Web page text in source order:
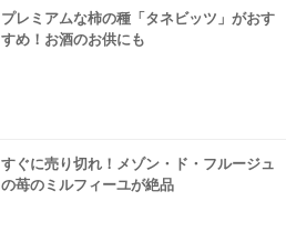
プレミアムな柿の種「タネビッツ」がおす
すめ！お酒のお供にも
すぐに売り切れ！メゾン・ド・フルージュ
の苺のミルフィーユが絶品